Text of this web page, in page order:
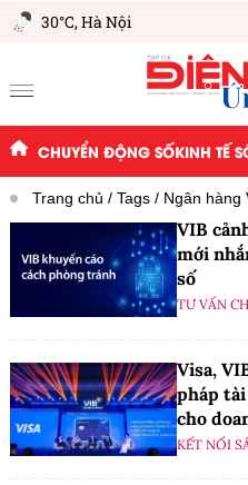
30°C,Hà Nội
CHUYỂN ĐỘNG SỐKINH TẾ
Trang chủ Tags Ngân hàng
VIB
mới
số
TƯ VẤN
Visa,
pháp
cho
KẾT NỐI